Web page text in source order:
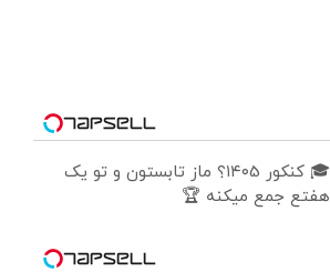
🎓 کنکور ۱۴۰5؟ ماز تابستون و تو یک
هفتع جمع میکنه 🏆